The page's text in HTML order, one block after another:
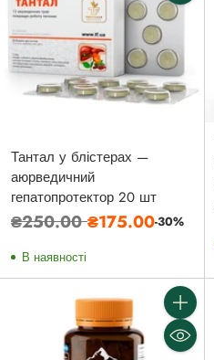
Тантал у блістерах —
аюрведичний
гепатопротектор 20 шт
Звичайна
₴250.00₴175.00-30%
В наявності
Кількість